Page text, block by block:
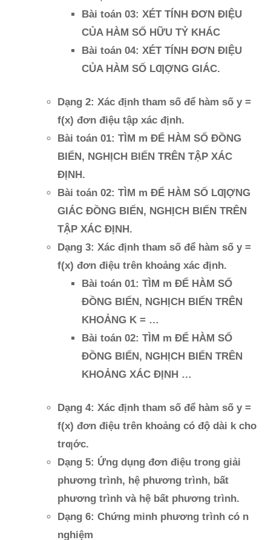
Bài toán 03: XÉT TÍNH ĐƠN ĐIỆU
CỦA HÀM SỐ HỮU TỶ KHÁC
Bài toán 04: XÉT TÍNH ĐƠN ĐIỆU
CỦA HÀM SỐ LƢỢNG GIÁC.
Dạng 2: Xác định tham số để hàm số y =
f(x) đơn điệu tập xác định.
Bài toán 01: TÌM m ĐỂ HÀM SỐ ĐỒNG
BIẾN, NGHỊCH BIẾN TRÊN TẬP XÁC
ĐỊNH.
Bài toán 02: TÌM m ĐỂ HÀM SỐ LƢỢNG
GIÁC ĐỒNG BIẾN, NGHỊCH BIẾN TRÊN
TẬP XÁC ĐỊNH.
Dạng 3: Xác định tham số để hàm số y =
f(x) đơn điệu trên khoảng xác định.
Bài toán 01: TÌM m ĐỂ HÀM SỐ
ĐỒNG BIẾN, NGHỊCH BIẾN TRÊN
KHOẢNG K = …
Bài toán 02: TÌM m ĐỂ HÀM SỐ
ĐỒNG BIẾN, NGHỊCH BIẾN TRÊN
KHOẢNG XÁC ĐỊNH …
Dạng 4: Xác định tham số để hàm số y =
f(x) đơn điệu trên khoảng có độ dài k cho
trƣớc.
Dạng 5: Ứng dụng đơn điệu trong giải
phương trình, hệ phương trình, bất
phương trình và hệ bất phương trình.
Dạng 6: Chứng minh phương trình có n
nghiệm